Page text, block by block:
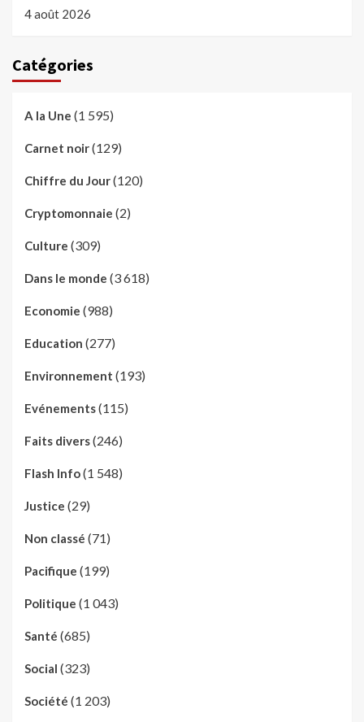
4 août 2026
Catégories
A la Une (1 595)
Carnet noir(129)
Chiffre du Jour(120)
Cryptomonnaie (2)
Culture (309)
Dans le monde (3 618)
Economie (988)
Education (277)
Environnement (193)
Evénements(115)
Faits divers(246)
Flash Info(1 548)
Justice (29)
Non classé (71)
Pacifique (199)
Politique (1 043)
Santé (685)
Social (323)
Société (1 203)